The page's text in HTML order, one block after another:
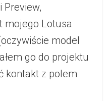
Preview,
mojego Lotusa
model
go do projektu
kontakt z polem